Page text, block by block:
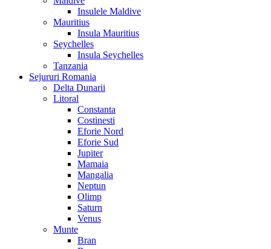
Insulele Maldive
Mauritius
Insula Mauritius
Seychelles
Insula Seychelles
Tanzania
Sejururi Romania
Delta Dunarii
Litoral
Constanta
Costinesti
Eforie Nord
Eforie Sud
Jupiter
Mamaia
Mangalia
Neptun
Olimp
Saturn
Venus
Munte
Bran